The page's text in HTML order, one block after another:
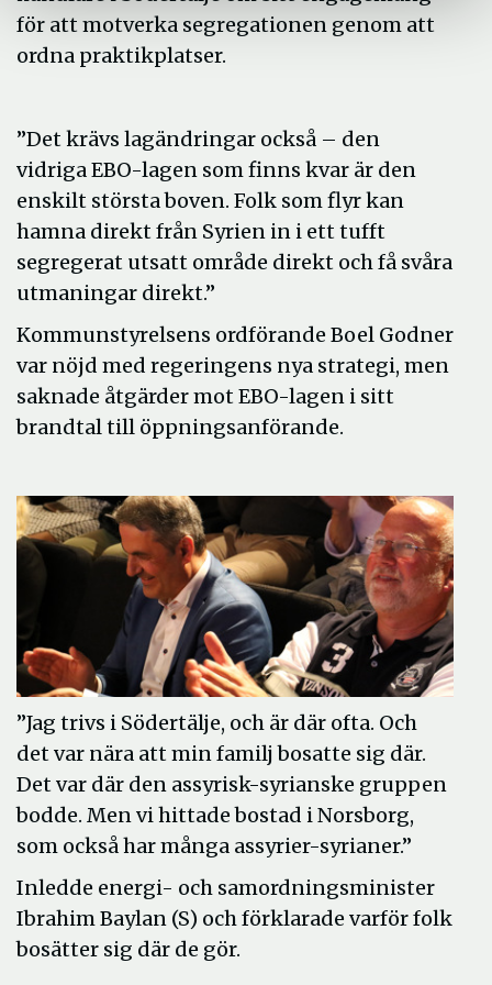
för att motverka segregationen genom att
ordna praktikplatser.
”Det krävs lagändringar också ­– den
vidriga EBO-lagen som finns kvar är den
enskilt största boven. Folk som flyr kan
hamna direkt från Syrien in i ett tufft
segregerat utsatt område direkt och få svåra
utmaningar direkt.”
Kommunstyrelsens ordförande Boel Godner
var nöjd med regeringens nya strategi, men
saknade åtgärder mot EBO-lagen i sitt
brandtal till öppningsanförande.
”Jag trivs i Södertälje, och är där ofta. Och
det var nära att min familj bosatte sig där.
Det var där den assyrisk-syrianske gruppen
bodde. Men vi hittade bostad i Norsborg,
som också har många assyrier-syrianer.”
Inledde energi- och samordningsminister
Ibrahim Baylan (S) och förklarade varför folk
bosätter sig där de gör.